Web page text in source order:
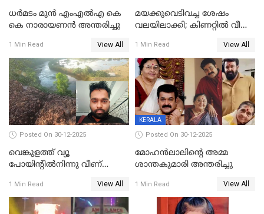
ധർമടം മുൻ എംഎല്‍എ കെ
കെ നാരായണന്‍ അന്തരിച്ചു
1 Min Read View All
മയക്കുവെടിവച്ച ശേഷം
വലയിലാക്കി; കിണറ്റിൽ വീണ
1 Min Read View All
Posted On 30-12-2025
വെങ്കുളത്ത് വ്യൂ
പോയിന്റിൽനിന്നു വീണ്
1 Min Read View All
KERALA
Posted On 30-12-2025
മോഹന്‍ലാലിന്‍റെ അമ്മ
ശാന്തകുമാരി അന്തരിച്ചു
1 Min Read View All